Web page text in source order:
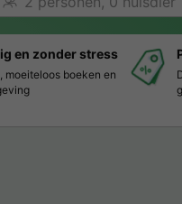
en zonder stress
moeiteloos boeken en